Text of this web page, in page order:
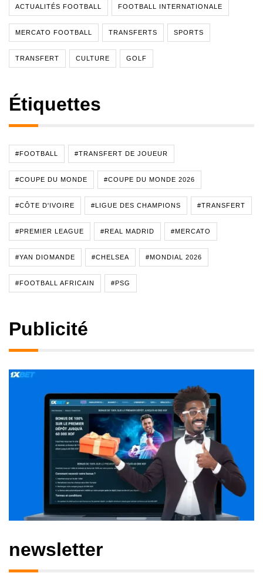
ACTUALITÉS FOOTBALL FOOTBALL INTERNATIONALE
MERCATO FOOTBALL TRANSFERTS SPORTS
TRANSFERT CULTURE GOLF
Étiquettes
#FOOTBALL #TRANSFERT DE JOUEUR
#COUPE DU MONDE #COUPE DU MONDE 2026
#CÔTE D'IVOIRE #LIGUE DES CHAMPIONS #TRANSFERT
#PREMIER LEAGUE #REAL MADRID #MERCATO
#YAN DIOMANDE #CHELSEA #MONDIAL 2026
#FOOTBALL AFRICAIN #PSG
Publicité
newsletter